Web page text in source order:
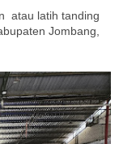
atau latih tanding
Jombang,